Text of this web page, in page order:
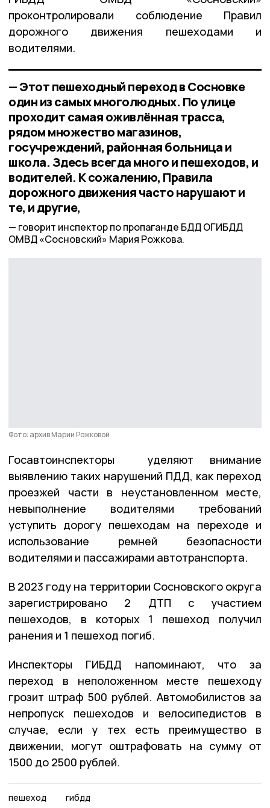
проконтролировали соблюдение Правил
дорожного движения пешеходами и
водителями.
— Этот пешеходный переход в Сосновке
один из самых многолюдных. По улице
проходит самая оживлённая трасса,
рядом множество магазинов,
госучреждений, районная больница и
школа. Здесь всегда много и пешеходов, и
водителей. К сожалению, Правила
дорожного движения часто нарушают и
те, и другие,
говорит инспектор по пропаганде БДД ОГИБДД
ОМВД «Сосновский» Мария Рожкова.
Фото: архив Марии Рожковой
Госавтоинспекторы уделяют внимание
выявлению таких нарушений ПДД, как переход
проезжей части в неустановленном месте,
невыполнение водителями требований
уступить дорогу пешеходам на переходе и
использование ремней безопасности
водителями и пассажирами автотранспорта.
В 2023 году на территории Сосновского округа
зарегистрировано 2 ДТП с участием
пешеходов, в которых 1 пешеход получил
ранения и 1 пешеход погиб.
Инспекторы ГИБДД напоминают, что за
переход в неположенном месте пешеходу
грозит штраф 500 рублей. Автомобилистов за
непропуск пешеходов и велосипедистов в
случае, если у тех есть преимущество в
движении, могут оштрафовать на сумму от
1500 до 2500 рублей.
пешеход гибдд